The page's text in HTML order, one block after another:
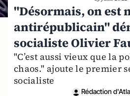
"Désormais, on est
antirépublicain"
socialiste Olivier
"C’est aussi vieux que la
chaos." ajoute le premier
socialiste
Rédaction